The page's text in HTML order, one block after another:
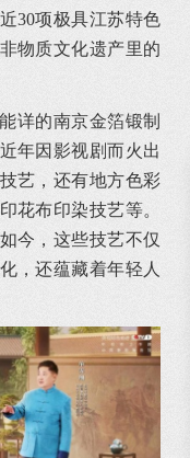
30项极具江苏特色
物质文化遗产里的
详的南京金箔锻制
年因影视剧而火出
艺，还有地方色彩
花布印染技艺等。
今，这些技艺不仅
，还蕴藏着年轻人